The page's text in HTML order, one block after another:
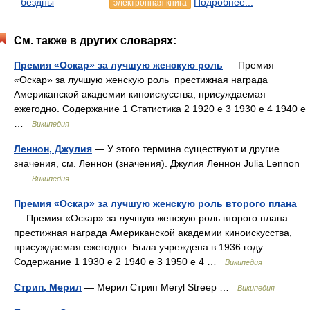
электронная книга
См. также в других словарях:
Премия «Оскар» за лучшую женскую роль — Премия
«Оскар» за лучшую женскую роль престижная награда
Американской академии киноискусства, присуждаемая
ежегодно. Содержание 1 Статистика 2 1920 е 3 1930 е 4 1940 е
Википедия
Леннон, Джулия — У этого термина существуют и другие
значения, см. Леннон (значения). Джулия Леннон Julia Lennon
Википедия
Премия «Оскар» за лучшую женскую роль второго плана
— Премия «Оскар» за лучшую женскую роль второго плана
престижная награда Американской академии киноискусства,
присуждаемая ежегодно. Была учреждена в 1936 году.
Содержание 1 1930 е 2 1940 е 3 1950 е 4 …
Википедия
Стрип, Мерил — Мерил Стрип Meryl Streep … Википедия